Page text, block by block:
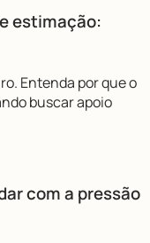
estimação:
Entenda por que o
buscar apoio
com a pressão